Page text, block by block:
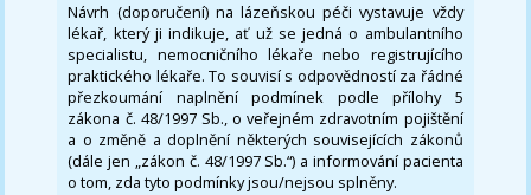
Návrh (doporučení) na lázeňskou péči vystavuje vždy
lékař, který ji indikuje, ať už se jedná o ambulantního
specialistu, nemocničního lékaře nebo registrujícího
praktického lékaře. To souvisí s odpovědností za řádné
přezkoumání naplnění podmínek podle přílohy 5
zákona č. 48/1997 Sb., o veřejném zdravotním pojištění
a o změně a doplnění některých souvisejících zákonů
(dále jen „zákon č. 48/1997 Sb.“) a informování pacienta
o tom, zda tyto podmínky jsou/nejsou splněny.